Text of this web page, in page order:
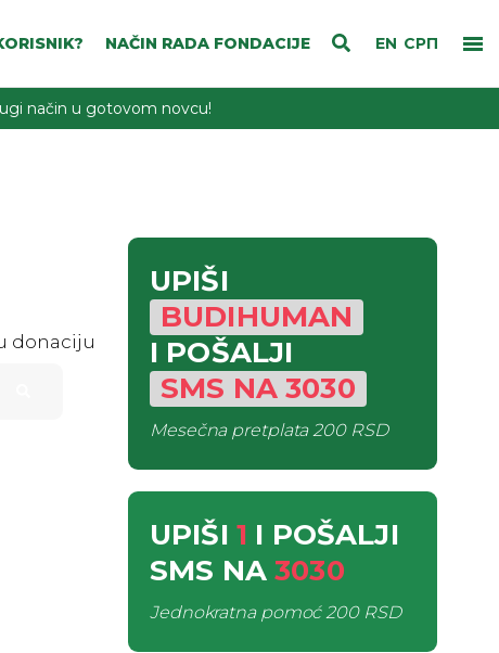
EN СРП
NAČIN RADA FONDACIJE
način u gotovom novcu!
donaciju
UPIŠI
BUDIHUMAN
I POŠALJI
SMS NA3030
Mesečna pretplata200 RSD
UPIŠI 1 I POŠALJI
SMS NA 3030
Jednokratna pomoć200 RSD